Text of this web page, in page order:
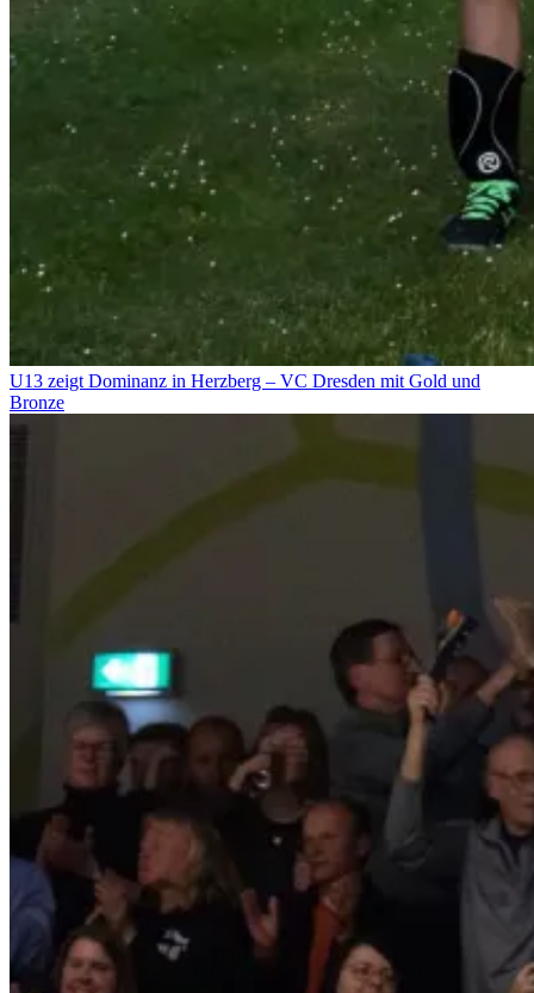
U13 zeigt Dominanz in Herzberg – VC Dresden mit Gold und
Bronze